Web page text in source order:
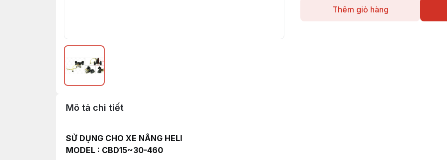
Thêm giỏ hàng
Mô tả chi tiết
SỬ DỤNG CHO XE NÂNG HELI
MODEL : CBD15~30-460